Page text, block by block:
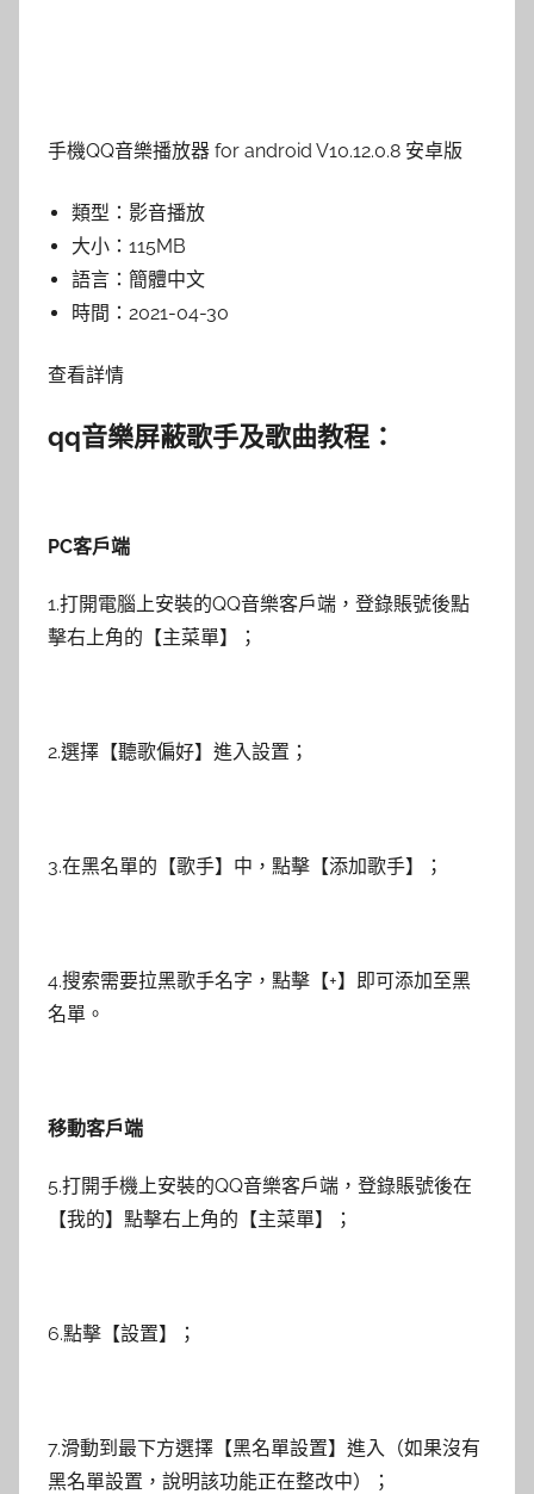
手機QQ音樂播放器 for android V10.12.0.8 安卓版
類型： 影音播放
大小： 115MB
語言： 簡體中文
時間： 2021-04-30
查看詳情
qq音樂屏蔽歌手及歌曲教程：
PC客戶端
1.打開電腦上安裝的QQ音樂客戶端，登錄賬號後點
擊右上角的【主菜單】；
2.選擇【聽歌偏好】進入設置；
3.在黑名單的【歌手】中，點擊【添加歌手】；
4.搜索需要拉黑歌手名字，點擊【+】即可添加至黑
名單。
移動客戶端
5.打開手機上安裝的QQ音樂客戶端，登錄賬號後在
【我的】點擊右上角的【主菜單】；
6.點擊【設置】；
7.滑動到最下方選擇【黑名單設置】進入（如果沒有
黑名單設置，說明該功能正在整改中）；